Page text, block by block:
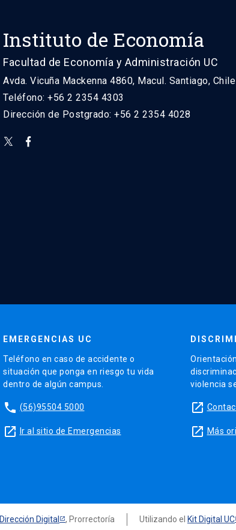
Instituto de Economía
Facultad de Economía y Administración UC
Avda. Vicuña Mackenna 4860, Macul. Santiago, Chile
Teléfono: +56 2 2354 4303
Dirección de Postgrado: +56 2 2354 4028
EMERGENCIAS UC
Teléfono en caso de accidente o
situación que ponga en riesgo tu vida
dentro de algún campus.
phone (56)95504 5000
launch Ir al sitio de Emergencias
violencia
launch
launch Más
Dirección Digital , Prorrectoría Utilizando el Kit Digital UC